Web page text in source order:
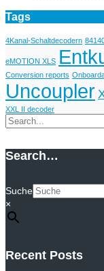
Tags
4Kanal-Schaltdecodern
eMOTION XLS
Conversion reports
Uncoupler
XXL II decoder
Search…
Suche
×
Recent Posts